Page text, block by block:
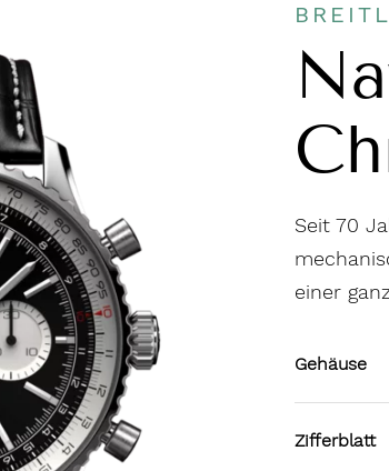
Seit 70
einer
Gehäuse
Zifferblatt